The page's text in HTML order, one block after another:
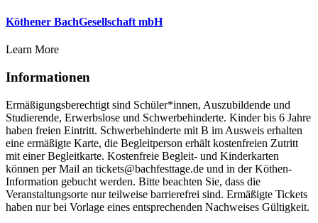
Köthener BachGesellschaft mbH
Learn More
Informationen
Ermäßigungsberechtigt sind Schüler*innen, Auszubildende und
Studierende, Erwerbslose und Schwerbehinderte. Kinder bis 6 Jahre
haben freien Eintritt. Schwerbehinderte mit B im Ausweis erhalten
eine ermäßigte Karte, die Begleitperson erhält kostenfreien Zutritt
mit einer Begleitkarte. Kostenfreie Begleit- und Kinderkarten
können per Mail an tickets@bachfesttage.de und in der Köthen-
Information gebucht werden. Bitte beachten Sie, dass die
Veranstaltungsorte nur teilweise barrierefrei sind. Ermäßigte Tickets
haben nur bei Vorlage eines entsprechenden Nachweises Gültigkeit.